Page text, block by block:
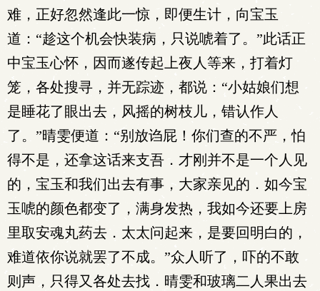
难，正好忽然逢此一惊，即便生计，向宝玉
道：“趁这个机会快装病，只说唬着了。”此话正
中宝玉心怀，因而遂传起上夜人等来，打着灯
笼，各处搜寻，并无踪迹，都说：“小姑娘们想
是睡花了眼出去，风摇的树枝儿，错认作人
了。”晴雯便道：“别放诌屁！你们查的不严，怕
得不是，还拿这话来支吾．才刚并不是一个人见
的，宝玉和我们出去有事，大家亲见的．如今宝
玉唬的颜色都变了，满身发热，我如今还要上房
里取安魂丸药去．太太问起来，是要回明白的，
难道依你说就罢了不成。”众人听了，吓的不敢
则声，只得又各处去找．晴雯和玻璃二人果出去